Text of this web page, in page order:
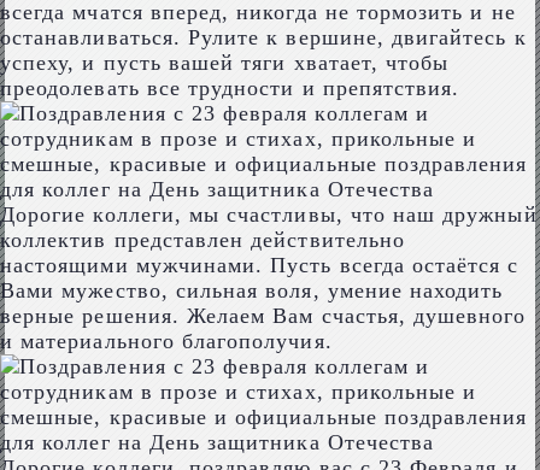
всегда мчатся вперед, никогда не тормозить и не
останавливаться. Рулите к вершине, двигайтесь к
успеху, и пусть вашей тяги хватает, чтобы
преодолевать все трудности и препятствия.
Дорогие коллеги, мы счастливы, что наш дружный
коллектив представлен действительно
настоящими мужчинами. Пусть всегда остаётся с
Вами мужество, сильная воля, умение находить
верные решения. Желаем Вам счастья, душевного
и материального благополучия.